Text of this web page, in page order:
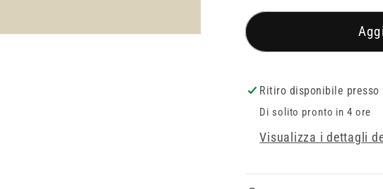
per
Unicorn
per
Ritiro disponibile
Di solito pronto in 4 ore
Visualizza i dettagli